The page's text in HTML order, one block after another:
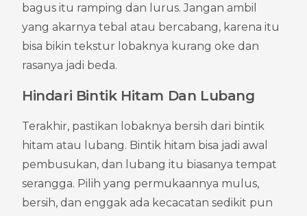
bagus itu ramping dan lurus. Jangan ambil
yang akarnya tebal atau bercabang, karena itu
bisa bikin tekstur lobaknya kurang oke dan
rasanya jadi beda.
Hindari Bintik Hitam Dan Lubang
Terakhir, pastikan lobaknya bersih dari bintik
hitam atau lubang. Bintik hitam bisa jadi awal
pembusukan, dan lubang itu biasanya tempat
serangga. Pilih yang permukaannya mulus,
bersih, dan enggak ada kecacatan sedikit pun